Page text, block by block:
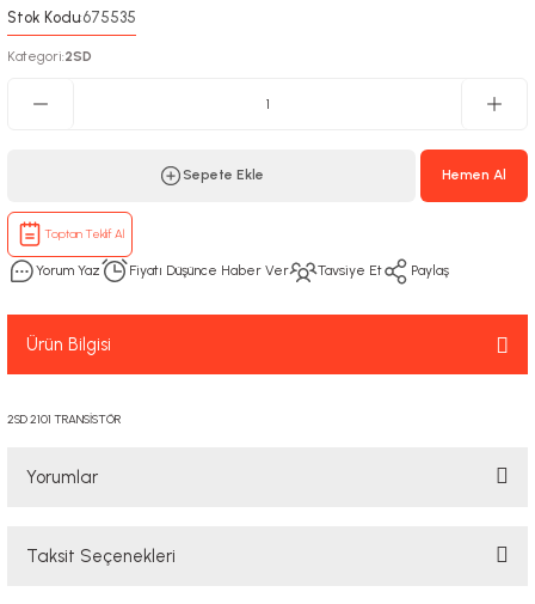
Stok Kodu:675535
Kategori:2SD
Sepete Ekle Hemen Al
Toptan Teklif Al
Yorum Yaz Fiyatı Düşünce Haber Ver Tavsiye Et Paylaş
Ürün Bilgisi
2SD 2101 TRANSİSTÖR
Yorumlar
Taksit Seçenekleri